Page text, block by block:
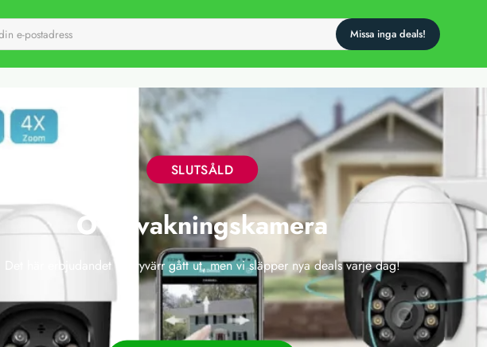
SLUTSÅLD
Övervakningskamera
Det här erbjudandet har tyvärr gått ut, men vi släpper nya deals varje dag!